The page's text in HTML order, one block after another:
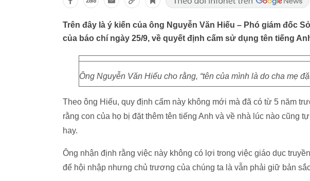
Trên đây là ý kiến của ông Nguyễn Văn Hiếu – Phó giám đốc
của báo chí ngày 25/9, về quyết định cấm sử dụng tên tiếng
Ông Nguyễn Văn Hiếu cho rằng, “tên của mình là do cha mẹ
Theo ông Hiếu, quy định cấm này không mới mà đã có từ 5 năm
rằng con của họ bị đặt thêm tên tiếng Anh và về nhà lúc nào cũng
hay.
Ông nhận định rằng việc này không có lợi trong việc giáo dục
để hội nhập nhưng chủ trương của chúng ta là vẫn phải giữ bản